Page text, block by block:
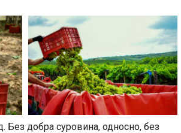
Без добра суровина, односно, без